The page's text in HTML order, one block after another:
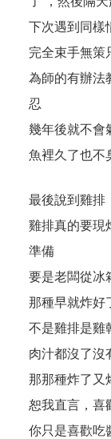
下次遇到同樣
完全束手無策
為師的有辦法
忍
幾年後就不會
魚裡久了也不
最後說到雞排
雞排真的要現
準備
要是老闆從冰
那種早就炸好
不是雞排是雞
肉汁都沒了沒
那那種炸了又
恕我直言，喜
你只是喜歡吃